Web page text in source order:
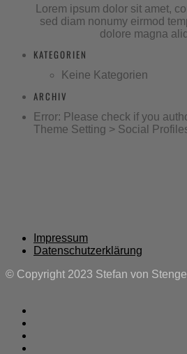
Lorem ipsum dolor sit amet,
sed diam nonumy eirmod
dolore magna
KATEGORIEN
Keine Kategorien
ARCHIV
Error: Please check if you
Theme Setting > Social
Impressum
Datenschutzerklärung
© Copyright 2023 Stefan von Stengel